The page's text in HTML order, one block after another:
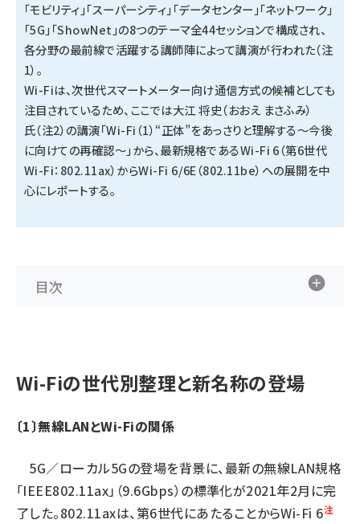
「モビリティ」「スーパーシティ」「データセンター」「ネットワーク」
「5G」「ShowNet」の8つのテーマ全44セッションで構成され、
各分野の最前線で活躍する講師陣によって講演が行われた（注
1）。
Wi-Fiは、次世代スマートメーター向け通信方式の候補としても
注目されているため、ここでは大江 将史（おおえ まさふみ）
氏（注2）の講演「Wi-Fi（1）“正体”をあっさりと理解する〜今後
に向けての再確認〜」から、最新規格であるWi-Fi 6（第6世代
Wi-Fi：802.11ax）からWi-Fi 6/6E（802.11be）への展開を中
心にレポートする。
目次
Wi-Fiの世代別整理と新名称の登場
〔1〕無線LANとWi-Fiの関係
5G／ローカル5Gの登場を背景に、最新の無線LAN規格
「IEEE802.11ax」（9.6Gbps）の標準化が2021年2月に完
了した。802.11axは、第6世代にあたることからWi-Fi 6注